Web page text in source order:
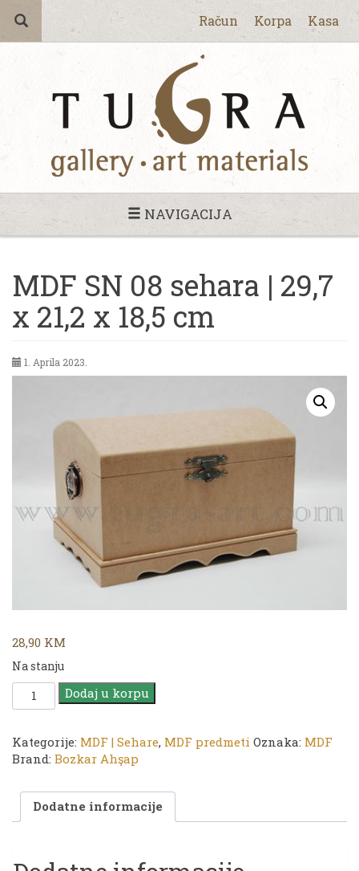
Račun Korpa Kasa
NAVIGACIJA
MDF SN 08 sehara | 29,7
x 21,2 x 18,5 cm
1. Aprila 2023.
28,90 KM
Na stanju
MDF
SN
sehara
|
21,2
x
Dodaj u korpu
Kategorije: MDF | Sehare, MDF predmeti Oznaka: MDF
Brand: Bozkar Ahşap
Dodatne informacije